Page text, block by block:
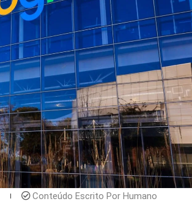
Conteúdo Escrito Por Humano